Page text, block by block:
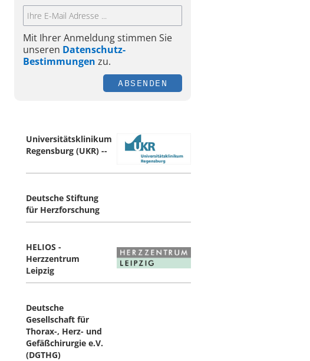
Mit Ihrer Anmeldung stimmen Sie
unseren Datenschutz-
Bestimmungen zu.
ABSENDEN
Universitätsklinikum
Regensburg (UKR) --
Deutsche Stiftung
für Herzforschung
HELIOS -
Herzzentrum
Leipzig
Deutsche
Gesellschaft für
Thorax-, Herz- und
Gefäßchirurgie e.V.
(DGTHG)